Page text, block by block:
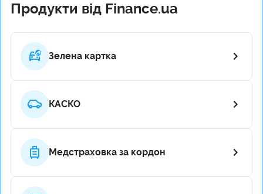
Продукти від Finance.ua
Зелена картка
КАСКО
Медстраховка за кордон